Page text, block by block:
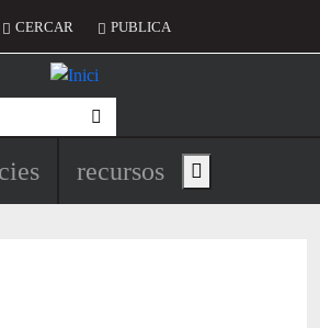
del compte d'usuari
CERCAR PUBLICA
principal de
recursos Show main menu